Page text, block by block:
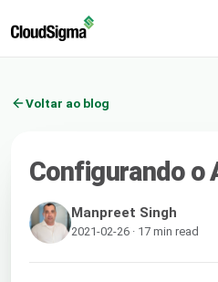
Voltar ao blog
Configurando o
Manpreet Singh
2021-02-26 · 17 min read